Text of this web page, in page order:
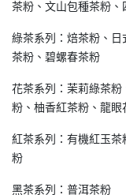
茶粉、文山包種茶粉
綠茶系列：焙茶粉、
茶粉、碧螺春茶粉
花茶系列：茉莉綠茶
粉、柚香紅茶粉、龍眼
紅茶系列：有機紅玉
粉
黑茶系列：普洱茶粉